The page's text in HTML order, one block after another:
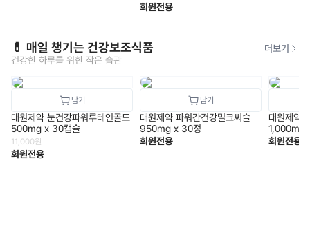
회원전용
💊 매일 챙기는 건강보조식품
건강한 하루를 위한 작은 습관
더보기
대원제약 눈건강파워루테인골드
500mg x 30캡슐
11,000원
회원전용
대원제약 파워간건강밀크씨슬
950mg x 30정
회원전용
대원제약
1,000mg
회원전용